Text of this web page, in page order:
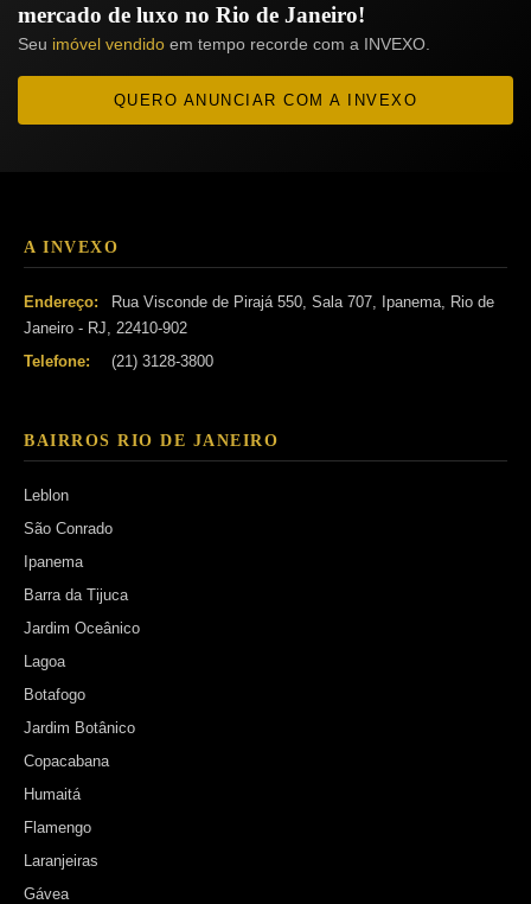
mercado de luxo no Rio de Janeiro!
Seu imóvel vendido em tempo recorde com a INVEXO.
QUERO ANUNCIAR COM A INVEXO
A INVEXO
Endereço:
Rua Visconde de Pirajá 550, Sala 707, Ipanema, Rio de
Janeiro - RJ, 22410-902
Telefone:
(21) 3128-3800
BAIRROS RIO DE JANEIRO
Leblon
São Conrado
Ipanema
Barra da Tijuca
Jardim Oceânico
Lagoa
Botafogo
Jardim Botânico
Copacabana
Humaitá
Flamengo
Laranjeiras
Gávea